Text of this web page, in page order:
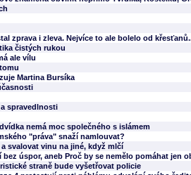
zprava i zleva. Nejvíce to ale bolelo od
čistých rukou
ale vílu
Martina Bursíka
spravedlnosti
nemá moc společného s islámem
"práva" snaží namlouvat?
svalovat vinu na jiné, když mlčí
úspor, aneb Proč by se nemělo pomáhat jen
straně bude vyšetřovat policie